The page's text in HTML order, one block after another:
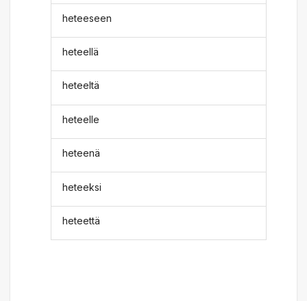
heteeseen
heteellä
heteeltä
heteelle
heteenä
heteeksi
heteettä